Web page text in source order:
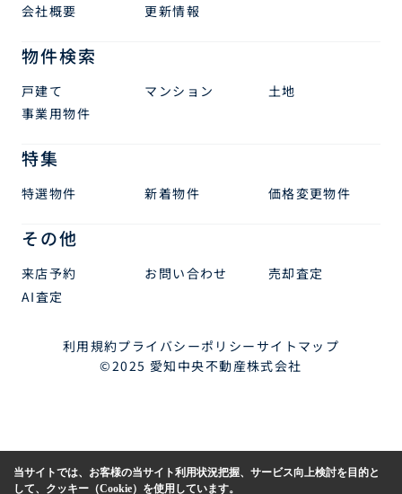
会社概要
更新情報
物件検索
戸建て マンション
土地
事業用物件
特集
特選物件 新着物件 価格変更物件
その他
来店予約 お問い合わせ
売却査定
AI査定
利用規約プライバシーポリシーサイトマップ
©2025 愛知中央不動産株式会社
当サイトでは、お客様の当サイト利用状況把握、サービス向上検討を目的と
して、クッキー（Cookie）を使用しています。